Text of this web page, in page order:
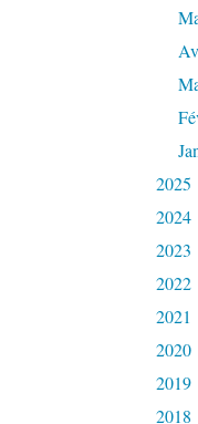
2025
2024
2023
2022
2021
2020
2019
2018